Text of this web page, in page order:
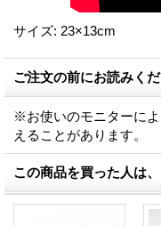
サイズ: 23×13cm
ご注文の前にお読みく
※お使いのモニターに
えることがあります。
この商品を買った人は